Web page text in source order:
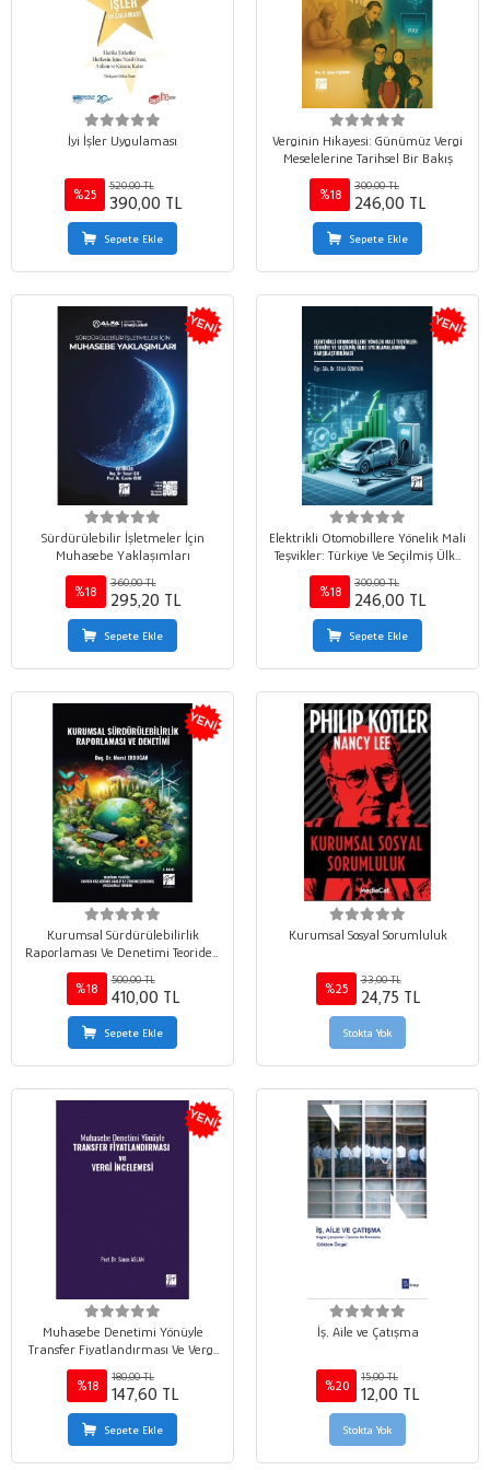
İyi İşler Uygulaması
%25
520,00 TL
390,00 TL
Sepete Ekle
Verginin Hikayesi: Günümüz Vergi
Meselelerine Tarihsel Bir Bakış
%18
300,00 TL
246,00 TL
Sepete Ekle
Sürdürülebilir İşletmeler İçin
Muhasebe Yaklaşımları
%18
360,00 TL
295,20 TL
Sepete Ekle
Elektrikli Otomobillere Yönelik Mali
Teşvikler: Türkiye Ve Seçilmiş Ülke
Uygulamalarının Karşılaştırılması
%18
300,00 TL
246,00 TL
Sepete Ekle
Kurumsal Sürdürülebilirlik
Raporlaması Ve Denetimi Teoriden
Pratiğe: 100’den Fazla Örnek
Analiz İle Zenginleştirilmiş
Uygulamalı Rehber 2. Baskı
%18
500,00 TL
410,00 TL
Sepete Ekle
Kurumsal Sosyal Sorumluluk
%25
33,00 TL
24,75 TL
Stokta Yok
Muhasebe Denetimi Yönüyle
Transfer Fiyatlandırması Ve Vergi
İncelemesi
%18
180,00 TL
147,60 TL
Sepete Ekle
İş, Aile ve Çatışma
%20
15,00 TL
12,00 TL
Stokta Yok